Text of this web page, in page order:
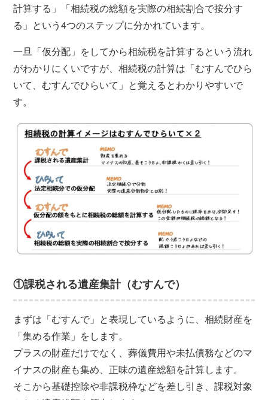
計算する」「相続税の総額を実際の相続割合で按分す
る」という4つのステップに分かれています。
一旦「仮分配」をしてから相続税を計算するという流れ
がわかりにくいですが、相続税の計算は「むすんでひら
いて、むすんでひらいて」と覚えるとわかりやすいで
す。
①課税される遺産集計（むすんで）
まずは「むすんで」と表現しているように、相続財産を
「集める作業」をします。
プラスの財産だけでなく、葬儀費用や未払債務などのマ
イナスの財産も集め、正味の遺産総額を計算します。
そこから基礎控除や非課税枠などを差し引き、課税対象